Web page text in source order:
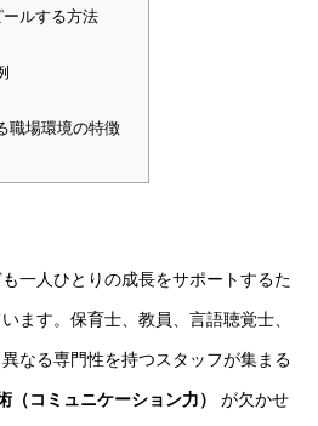
ルする方法
職場環境の特徴
一人ひとりの成長をサポートするた
ます。保育士、教員、言語聴覚士、
なる専門性を持つスタッフが集まる
（コミュニケーション力） が欠かせ